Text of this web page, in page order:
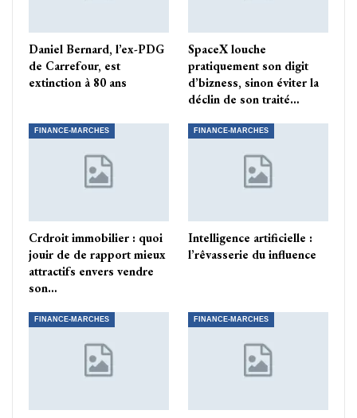
Daniel Bernard, l’ex-PDG
de Carrefour, est
extinction à 80 ans
SpaceX louche
pratiquement son digit
d’bizness, sinon éviter la
déclin de son traité…
FINANCE-MARCHES
Crdroit immobilier : quoi
jouir de de rapport mieux
attractifs envers vendre
son…
FINANCE-MARCHES
Intelligence artificielle :
l’rêvasserie du influence
FINANCE-MARCHES FINANCE-MARCHES